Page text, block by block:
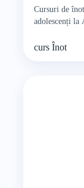
Cursuri de
adolescenți la
curs Înot